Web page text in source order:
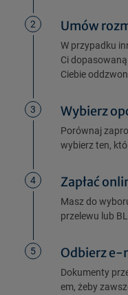
2 Umów
W przypadku
Ci
Ciebie
3 Wybierz
Porównaj
wybierz ten,
4 Zapłać
Masz do
przelewu lub
5 Odbierz e-
Dokumenty
em, żeby